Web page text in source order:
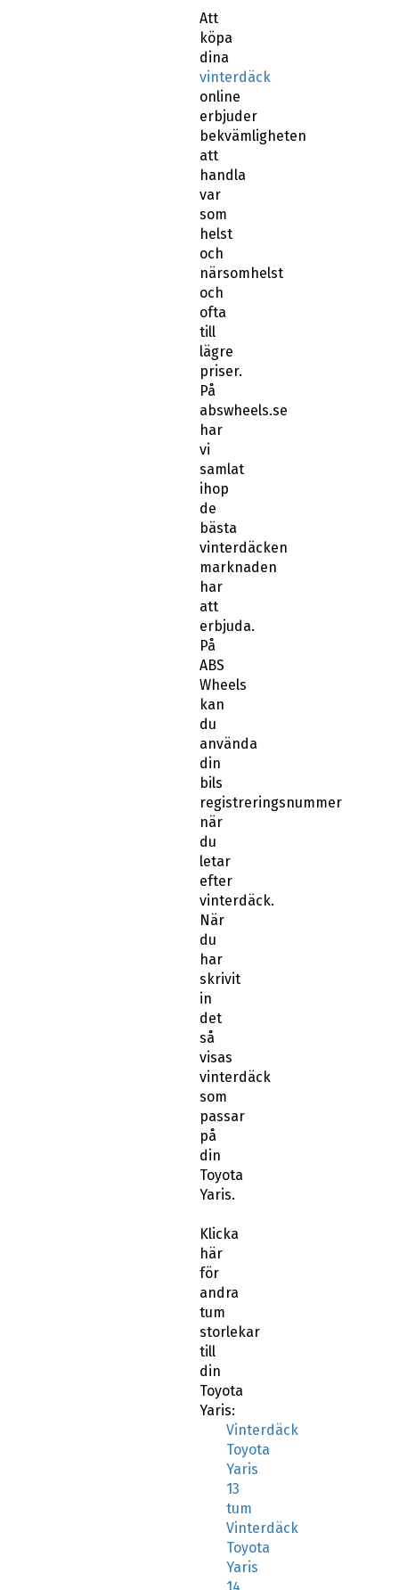
Att
köpa
dina
vinterdäck
online
erbjuder
bekvämligheten
att
handla
var
som
helst
och
närsomhelst
och
ofta
till
lägre
priser.
På
abswheels.se
har
vi
samlat
ihop
de
bästa
vinterdäcken
marknaden
har
att
erbjuda.
På
ABS
Wheels
kan
du
använda
din
bils
registreringsnummer
när
du
letar
efter
vinterdäck.
När
du
har
skrivit
in
det
så
visas
vinterdäck
som
passar
på
din
Toyota
Yaris.
Klicka
här
för
andra
tum
storlekar
till
din
Toyota
Yaris:
Vinterdäck
Toyota
Yaris
13
tum
Vinterdäck
Toyota
Yaris
14